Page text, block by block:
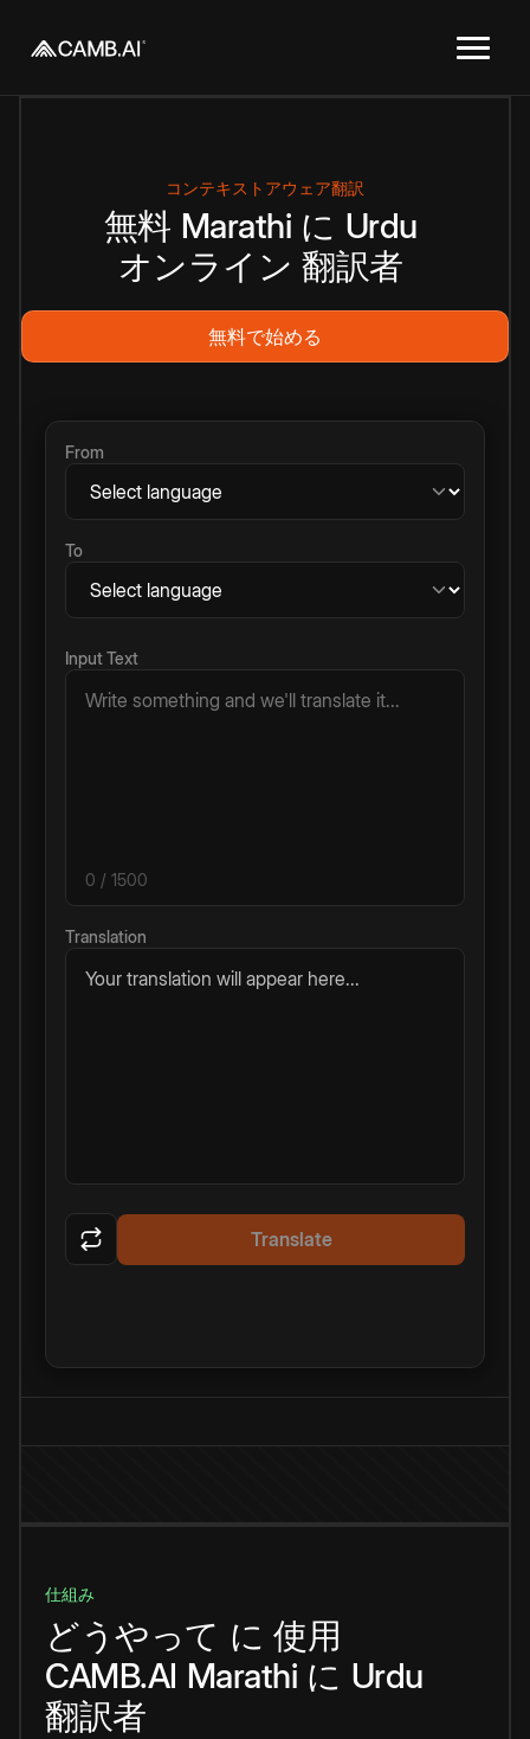
コンテキストアウェア翻訳
無料 Marathi に Urdu
オンライン 翻訳者
無料で始める
From
To
Input Text
0 / 1500
Translation
Your translation will appear here...
Translate
仕組み
どうやって に 使用
CAMB.AI Marathi に Urdu
翻訳者